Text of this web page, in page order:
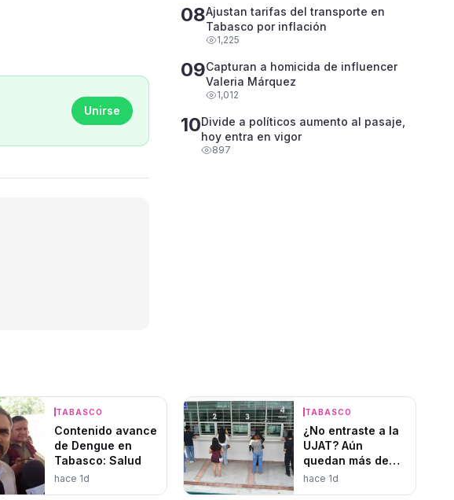
Unirse
08Ajustan tarifas del transporte en
Tabasco por inflación
1,225
09Capturan a homicida de influencer
Valeria Márquez
1,012
10Divide a políticos aumento al pasaje,
hoy entra en vigor
897
TABASCO
Contenido avance
de Dengue en
Tabasco: Salud
hace 1d
TABASCO
¿No entraste a la
UJAT? Aún
quedan más de
1,400 lugares
hace 1d